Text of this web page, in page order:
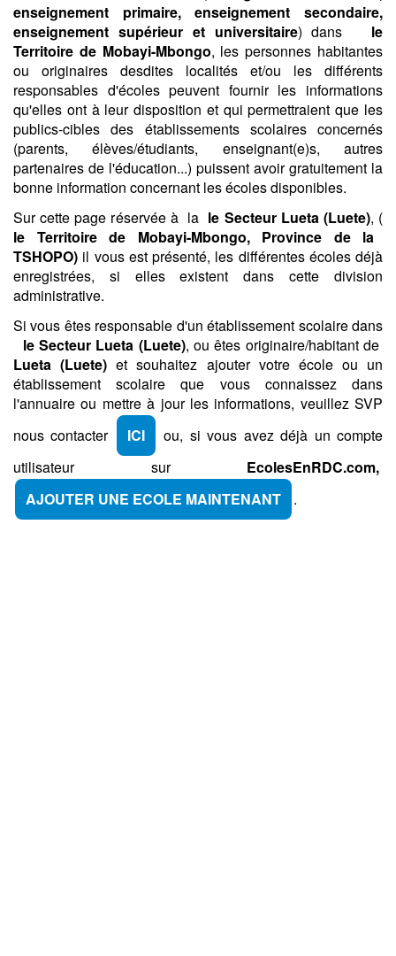
enseignement primaire, enseignement secondaire,
enseignement supérieur et universitaire) dans
le
Territoire de Mobayi-Mbongo, les personnes habitantes
ou originaires desdites localités et/ou les différents
responsables d'écoles peuvent fournir les informations
qu'elles ont à leur disposition et qui permettraient que les
publics-cibles des établissements scolaires concernés
(parents, élèves/étudiants, enseignant(e)s, autres
partenaires de l'éducation...) puissent avoir gratuitement la
bonne information concernant les écoles disponibles.
Sur cette page réservée à la le Secteur Lueta (Luete), (
le Territoire de Mobayi-Mbongo,
Province de la
TSHOPO) il vous est présenté, les différentes écoles déjà
enregistrées, si elles existent dans cette division
administrative.
Si vous êtes responsable d'un établissement scolaire dans
le Secteur Lueta (Luete), ou êtes originaire/habitant de
Lueta (Luete) et souhaitez ajouter votre école ou un
établissement scolaire que vous connaissez dans
l'annuaire ou mettre à jour les informations, veuillez SVP
nous contacter
ICI
ou, si vous avez déjà un compte
utilisateur sur EcolesEnRDC.com,
AJOUTER UNE ECOLE MAINTENANT
.